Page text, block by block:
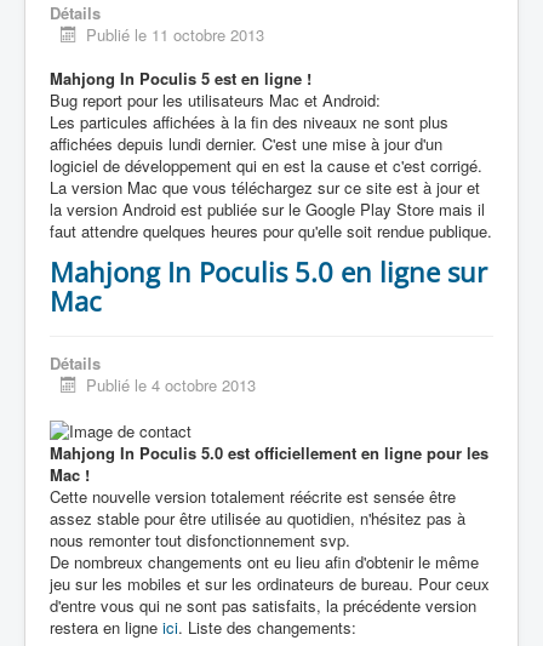
Détails
Publié le 11 octobre 2013
Mahjong In Poculis 5 est en ligne !
Bug report pour les utilisateurs Mac et Android:
Les particules affichées à la fin des niveaux ne sont plus
affichées depuis lundi dernier. C'est une mise à jour d'un
logiciel de développement qui en est la cause et c'est corrigé.
La version Mac que vous téléchargez sur ce site est à jour et
la version Android est publiée sur le Google Play Store mais il
faut attendre quelques heures pour qu'elle soit rendue publique.
Mahjong In Poculis 5.0 en ligne sur
Mac
Détails
Publié le 4 octobre 2013
Mahjong In Poculis 5.0 est officiellement en ligne pour les
Mac !
Cette nouvelle version totalement réécrite est sensée être
assez stable pour être utilisée au quotidien, n'hésitez pas à
nous remonter tout disfonctionnement svp.
De nombreux changements ont eu lieu afin d'obtenir le même
jeu sur les mobiles et sur les ordinateurs de bureau. Pour ceux
d'entre vous qui ne sont pas satisfaits, la précédente version
restera en ligne ici. Liste des changements: